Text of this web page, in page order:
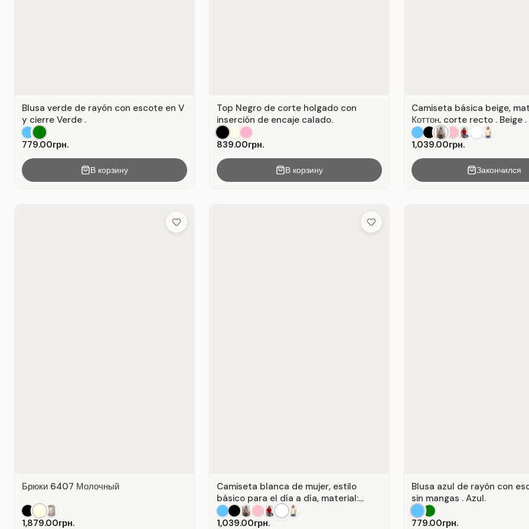
Blusa verde de rayón con escote en V
y cierre Verde .
779.00грн.
В корзину
Top Negro de corte holgado con
inserción de encaje calado.
839.00грн.
В корзину
Camiseta básica beige,
Коттон, corte recto . Beige .
1,039.00грн.
Закончился
Add to Wish List
Брюки 6407 Молочный
1,879.00грн.
Add to Wish List
Camiseta blanca de mujer, estilo
básico para el día a día, material:
Algodón Blanco.
1,039.00грн.
Blusa azul de rayón con
sin mangas . Azul.
779.00грн.